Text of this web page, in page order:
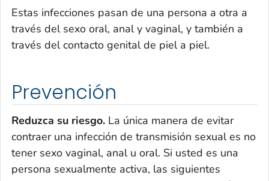
Estas infecciones pasan de una persona a otra a
través del sexo oral, anal y vaginal, y también a
través del contacto genital de piel a piel.
Prevención
Reduzca su riesgo. La única manera de evitar
contraer una infección de transmisión sexual es no
tener sexo vaginal, anal u oral. Si usted es una
persona sexualmente activa, las siguientes